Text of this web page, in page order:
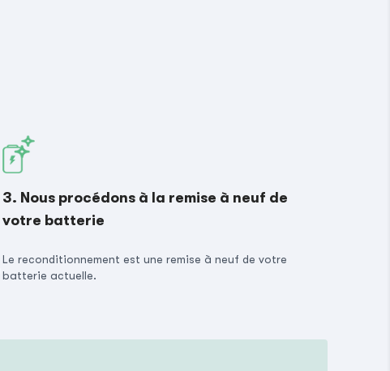
3. Nous procédons à la remise à neuf de
votre batterie
Le reconditionnement est une remise à neuf de votre
batterie actuelle.